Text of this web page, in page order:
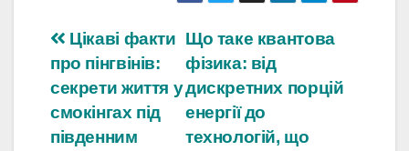
Навігація
записів
Що таке квантова
фізика: від
дискретних порцій
енергії до
технологій, що
Цікаві факти
про пінгвінів:
секрети життя у
смокінгах під
південним